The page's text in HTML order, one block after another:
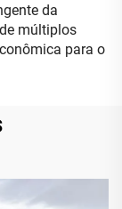
da
múltiplos
para o